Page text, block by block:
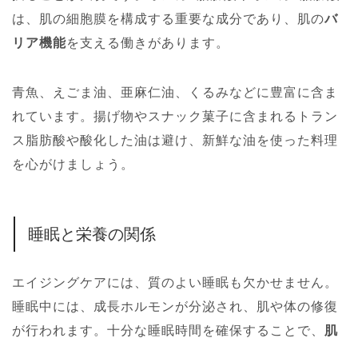
は、肌の細胞膜を構成する重要な成分であり、肌のバ
リア機能を支える働きがあります。
青魚、えごま油、亜麻仁油、くるみなどに豊富に含ま
れています。揚げ物やスナック菓子に含まれるトラン
ス脂肪酸や酸化した油は避け、新鮮な油を使った料理
を心がけましょう。
睡眠と栄養の関係
エイジングケアには、質のよい睡眠も欠かせません。
睡眠中には、成長ホルモンが分泌され、肌や体の修復
が行われます。十分な睡眠時間を確保することで、 肌